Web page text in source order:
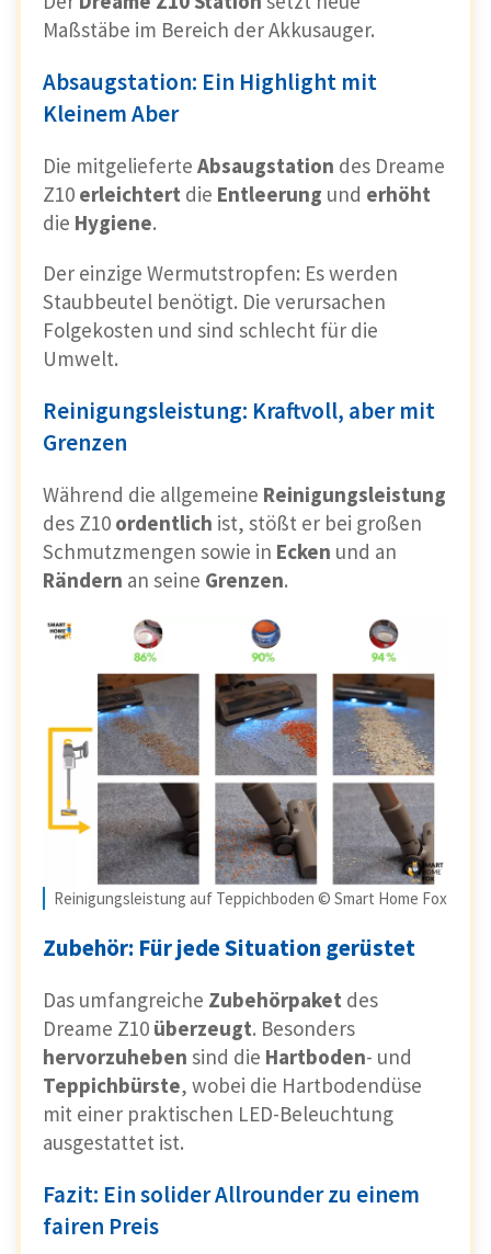
Maßstäbe im Bereich der Akkusauger.
Absaugstation: Ein Highlight mit
Kleinem Aber
Die mitgelieferte Absaugstation des Dreame
Z10 erleichtert die Entleerung und erhöht
die Hygiene.
Der einzige Wermutstropfen: Es werden
Staubbeutel benötigt. Die verursachen
Folgekosten und sind schlecht für die
Umwelt.
Reinigungsleistung: Kraftvoll, aber mit
Grenzen
Während die allgemeine Reinigungsleistung
des Z10 ordentlich ist, stößt er bei großen
Schmutzmengen sowie in Ecken und an
Rändern an seine Grenzen.
Reinigungsleistung auf Teppichboden © Smart Home Fox
Zubehör: Für jede Situation gerüstet
Das umfangreiche Zubehörpaket des
Dreame Z10 überzeugt. Besonders
hervorzuheben sind die Hartboden- und
Teppichbürste, wobei die Hartbodendüse
mit einer praktischen LED-Beleuchtung
ausgestattet ist.
Fazit: Ein solider Allrounder zu einem
fairen Preis